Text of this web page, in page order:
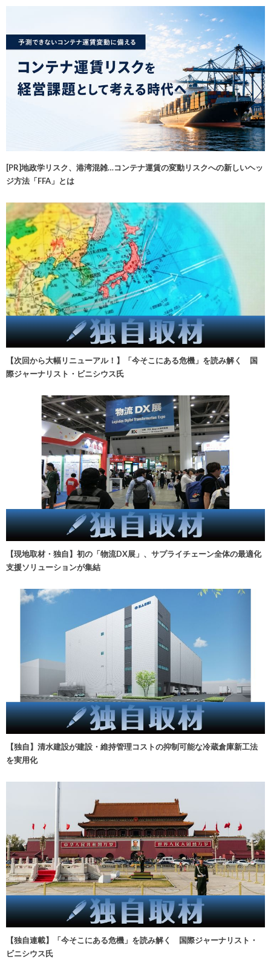
[PR]地政学リスク、港湾混雑…コンテナ運賃の変動リスクへの新しいヘッ
ジ方法「FFA」とは
【次回から大幅リニューアル！】「今そこにある危機」を読み解く 国
際ジャーナリスト・ビニシウス氏
【現地取材・独自】初の「物流DX展」、サプライチェーン全体の最適化
支援ソリューションが集結
【独自】清水建設が建設・維持管理コストの抑制可能な冷蔵倉庫新工法
を実用化
【独自連載】「今そこにある危機」を読み解く 国際ジャーナリスト・
ビニシウス氏